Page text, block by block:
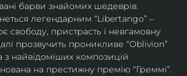
барви знайомих шедеврів.
легендарним “Libertango” –
свободу, пристрасть і невгамовну
прозвучить проникливе “Oblivion”
з найвідоміших композицій
на престижну премію “Греммі”.